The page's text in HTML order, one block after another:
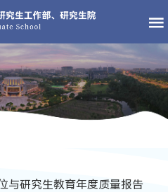
与研究生教育年度质量报告